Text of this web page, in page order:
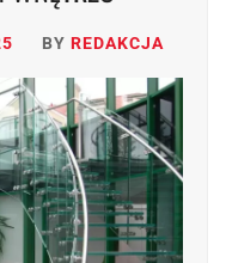
BY REDAKCJA